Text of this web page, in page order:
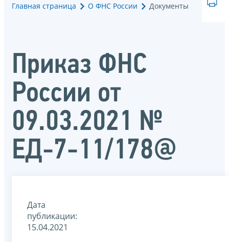
Главная страница О ФНС России Документы
Приказ ФНС
России от
09.03.2021 №
ЕД-7-11/178@
Дата
публикации:
15.04.2021